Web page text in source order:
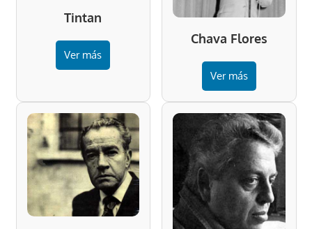
Tintan
Ver más
Chava Flores
Ver más